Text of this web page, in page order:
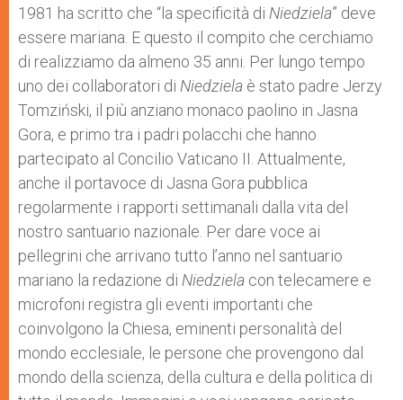
1981 ha scritto che “la specificità di Niedziela” deve
essere mariana. E questo il compito che cerchiamo
di realizziamo da almeno 35 anni. Per lungo tempo
uno dei collaboratori di Niedziela è stato padre Jerzy
Tomziński, il più anziano monaco paolino in Jasna
Gora, e primo tra i padri polacchi che hanno
partecipato al Concilio Vaticano II. Attualmente,
anche il portavoce di Jasna Gora pubblica
regolarmente i rapporti settimanali dalla vita del
nostro santuario nazionale. Per dare voce ai
pellegrini che arrivano tutto l’anno nel santuario
mariano la redazione di Niedziela con telecamere e
microfoni registra gli eventi importanti che
coinvolgono la Chiesa, eminenti personalità del
mondo ecclesiale, le persone che provengono dal
mondo della scienza, della cultura e della politica di